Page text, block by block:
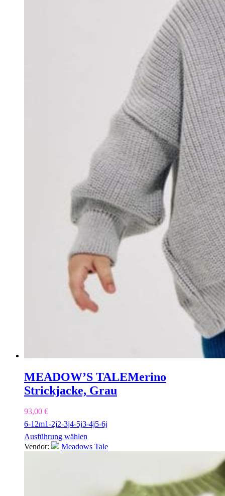
MEADOW’S TALEMerino
Strickjacke, Grau
93,00 €
6-12m1-2j2-3j4-5j3-4j5-6j
Ausführung wählen
Vendor:
Meadows Tale